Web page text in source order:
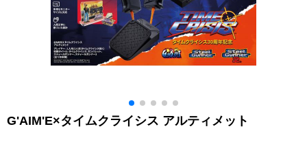
G'AIM'E×タイムクライシス アルティメット